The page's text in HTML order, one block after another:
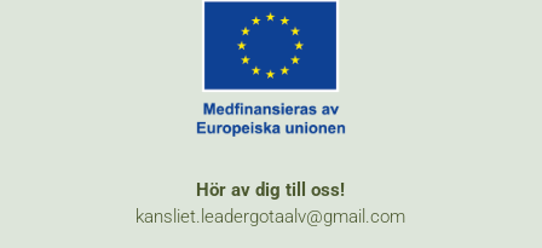
Hör av dig till oss!
kansliet.leadergotaalv@gmail.com